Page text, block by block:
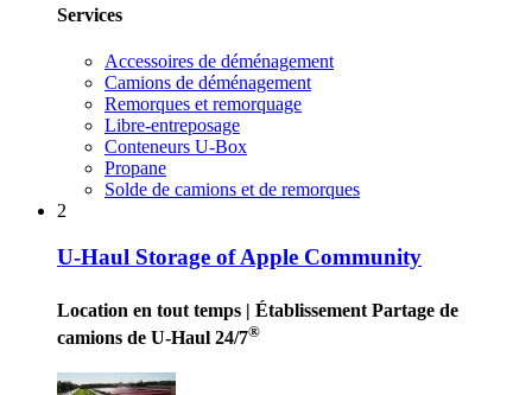
Services
Accessoires de déménagement
Camions de déménagement
Remorques et remorquage
Libre-entreposage
Conteneurs U-Box
Propane
Solde de camions et de remorques
2
U-Haul Storage of Apple Community
Location en tout temps | Établissement Partage de
camions de U-Haul 24/7®